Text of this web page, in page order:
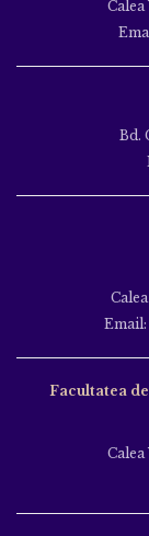
Calea
Bd.
Facultatea
Calea